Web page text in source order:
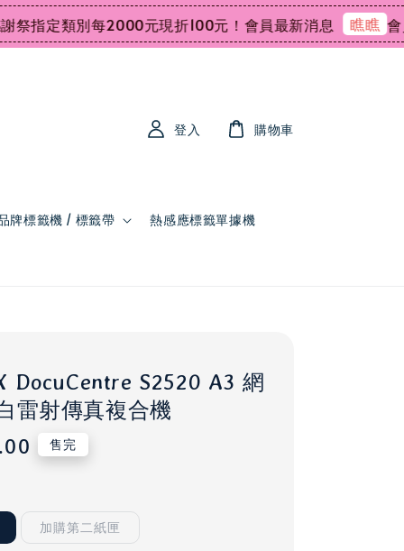
類別每2000元現折100元！會員最新消息 瞧瞧 會員領
牌標籤機 / 標籤帶 熱感應標籤單據機
登入 購物車
DocuCentre S2520 A3 網
雷射傳真複合機
售完
加購第二紙匣